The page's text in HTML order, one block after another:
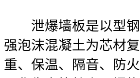
泄爆墙板是以型钢
强泡沫混凝土为芯材
重、保温、隔音、防